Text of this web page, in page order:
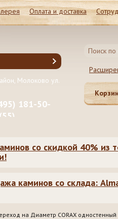
Оплата и доставка
Молоково ул.
181-50-
Московская
8 (985)
со скидкой 40% из
каминов со склада:
на Диаметр CORAX одностенный